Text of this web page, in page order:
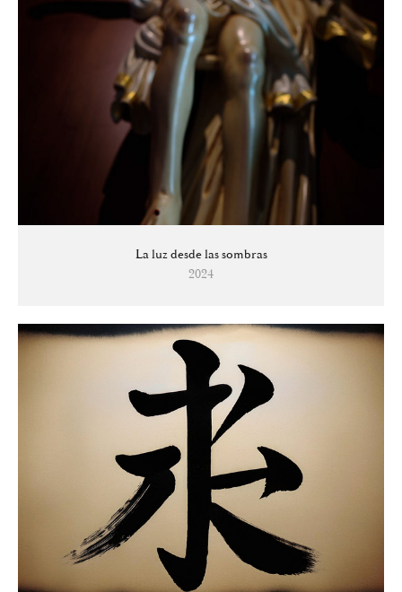
La luz desde las sombras
2024